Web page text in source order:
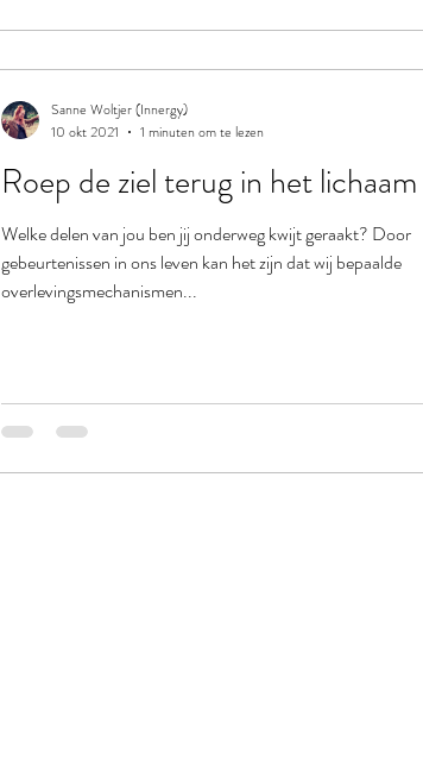
Roep de ziel terug in het lichaam
Welke delen van jou ben jij onderweg kwijt geraakt? Door
gebeurtenissen in ons leven kan het zijn dat wij bepaalde
overlevingsmechanismen...
Sanne Woltjer (Innergy)
10 okt 2021
1 minuten om te lezen